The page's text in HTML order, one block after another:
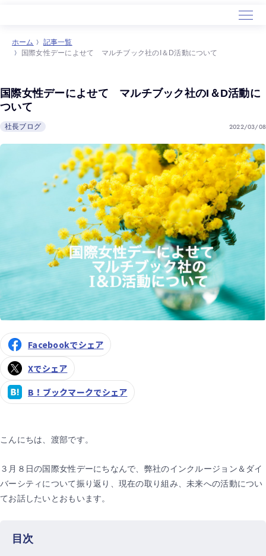
導入事例
セミナー
会社概要
ホーム
記事一覧
国際女性デーによせて マルチブック社のI＆D活動について
国際女性デーによせて マルチブック社のI＆D活動に
ついて
社長ブログ 2022/03/08
Facebookでシェア
Xでシェア
B！ブックマークでシェア
こんにちは、渡部です。
３月８日の国際女性デーにちなんで、弊社のインクルージョン＆ダイ
バーシティについて振り返り、現在の取り組み、未来への活動につい
てお話したいとおもいます。
目次